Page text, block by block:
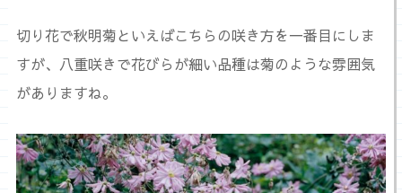
切り花で秋明菊といえばこちらの咲き方を一番目にしま
すが、八重咲きで花びらが細い品種は菊のような雰囲気
がありますね。